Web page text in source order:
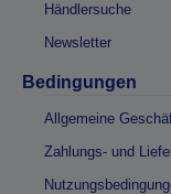
Händlersuche
Newsletter
Bedingungen
Allgemeine
Zahlungs- und